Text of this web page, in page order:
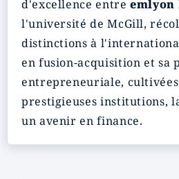
d'excellence entreemlyon
l'université de McGill,
distinctions à
en fusion-acquisition et sa
entrepreneuriale, cultivées
prestigieuses institutions,
un avenir en finance.